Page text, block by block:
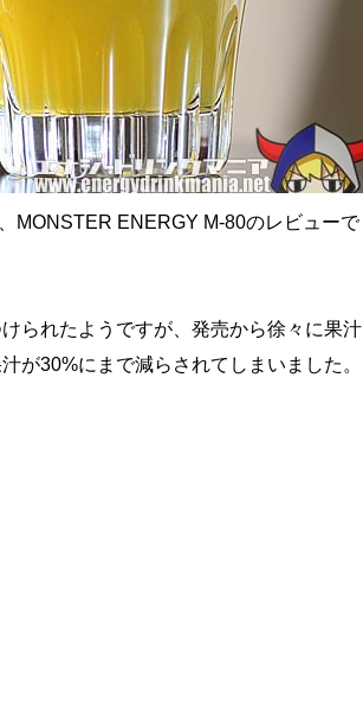
MONSTER ENERGY M-80のレビューで
られたようですが、発売から徐々に果汁
が30%にまで減らされてしまいました。